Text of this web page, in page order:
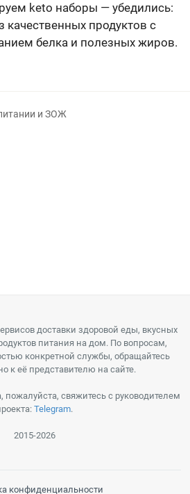
keto наборы — убедились:
качественных продуктов с
белка и полезных жиров.
и ЗОЖ
доставки здоровой еды, вкусных
питания на дом. По вопросам,
конкретной службы, обращайтесь
к её представителю на сайте.
пожалуйста, свяжитесь с руководителем
Telegram.
2015-2026
конфиденциальности